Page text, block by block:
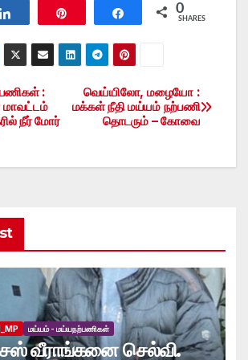
Share 0
SHARES
வெய்யிலோ, மழையோ :
மக்கள் நீதி மய்யம் நற்பணி
தொடரும் – கோவை
:
நீர் மோர்
மய்யம் - மய்யநற்பணிகள்
வீராங்கனை செல்வி.